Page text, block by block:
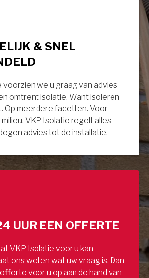
& SNEL
voorzien we u graag van advies
omtrent isolatie. Want isoleren
Op meerdere facetten. Voor
VKP Isolatie regelt alles
advies tot de installatie.
UUR EEN OFFERTE
VKP Isolatie voor u kan
ons weten wat uw vraag is. Dan
voor u op aan de hand van